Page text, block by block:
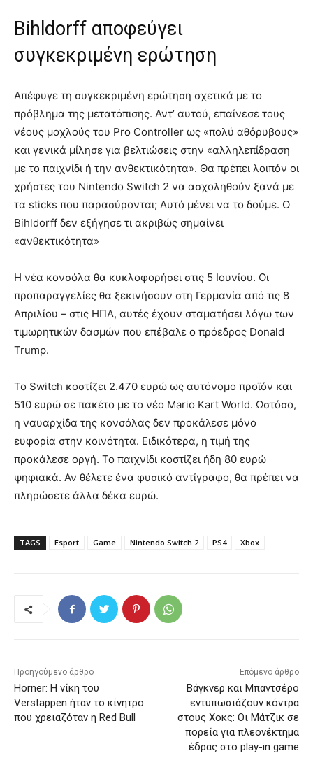
Bihldorff αποφεύγει
συγκεκριμένη ερώτηση
Απέφυγε τη συγκεκριμένη ερώτηση σχετικά με το
πρόβλημα της μετατόπισης. Αντ’ αυτού, επαίνεσε τους
νέους μοχλούς του Pro Controller ως «πολύ αθόρυβους»
και γενικά μίλησε για βελτιώσεις στην «αλληλεπίδραση
με το παιχνίδι ή την ανθεκτικότητα». Θα πρέπει λοιπόν οι
χρήστες του Nintendo Switch 2 να ασχοληθούν ξανά με
τα sticks που παρασύρονται; Αυτό μένει να το δούμε. Ο
Bihldorff δεν εξήγησε τι ακριβώς σημαίνει
«ανθεκτικότητα»
Η νέα κονσόλα θα κυκλοφορήσει στις 5 Ιουνίου. Οι
προπαραγγελίες θα ξεκινήσουν στη Γερμανία από τις 8
Απριλίου – στις ΗΠΑ, αυτές έχουν σταματήσει λόγω των
τιμωρητικών δασμών που επέβαλε ο πρόεδρος Donald
Trump.
Το Switch κοστίζει 2.470 ευρώ ως αυτόνομο προϊόν και
510 ευρώ σε πακέτο με το νέο Mario Kart World. Ωστόσο,
η ναυαρχίδα της κονσόλας δεν προκάλεσε μόνο
ευφορία στην κοινότητα. Ειδικότερα, η τιμή της
προκάλεσε οργή. Το παιχνίδι κοστίζει ήδη 80 ευρώ
ψηφιακά. Αν θέλετε ένα φυσικό αντίγραφο, θα πρέπει να
πληρώσετε άλλα δέκα ευρώ.
TAGS Esport Game Nintendo Switch 2 PS4 Xbox
Προηγούμενο άρθρο
Horner: Η νίκη του
Verstappen ήταν το κίνητρο
που χρειαζόταν η Red Bull
Επόμενο άρθρο
Βάγκνερ και Μπαντσέρο
εντυπωσιάζουν κόντρα
στους Χοκς: Οι Μάτζικ σε
πορεία για πλεονέκτημα
έδρας στο play-in game